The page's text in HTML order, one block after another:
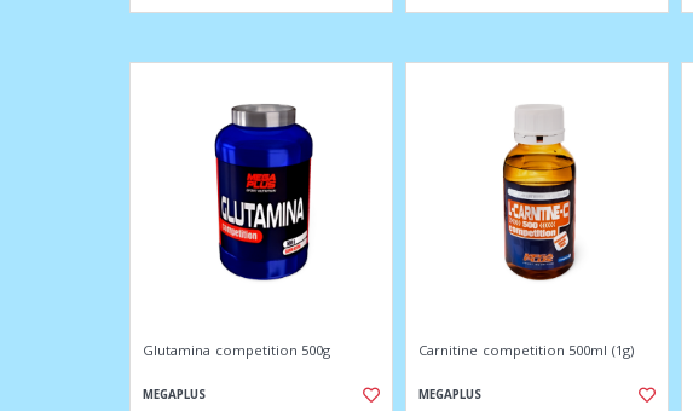
Glutamina competition 500g
MEGAPLUS
Carnitine competition 500ml (1g)
MEGAPLUS